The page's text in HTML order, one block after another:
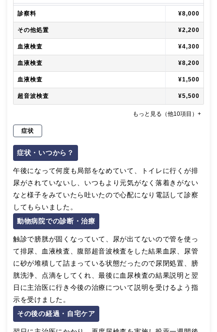
診察料 ¥8,000
その他処置 ¥2,200
血液検査 ¥4,300
血液検査 ¥8,200
血液検査 ¥1,500
超音波検査 ¥5,500
もっと見る（他10項目）+
症状
症状・いつから？
午後になって何度も局部をなめていて、トイレに行くが排
尿がされていないし、いつもより元気がなく落着きがない
なと様子をみていたら吐いたので心配になり電話して診察
してもらいました。
動物病院での診断・治療
触診で膀胱が固くなっていて、尿が出てないので管を使っ
て排尿、血液検査、腹部超音波検査をした結果血尿、尿管
に砂が堆積して詰まっている状態だったので尿閉処置、膀
胱洗浄、点滴をしてくれ、最後に血尿検査の結果説明と翌
日に主治医に行き今後の治療について説明を受けるよう指
示を受けました。
その後の経過・自宅ケア